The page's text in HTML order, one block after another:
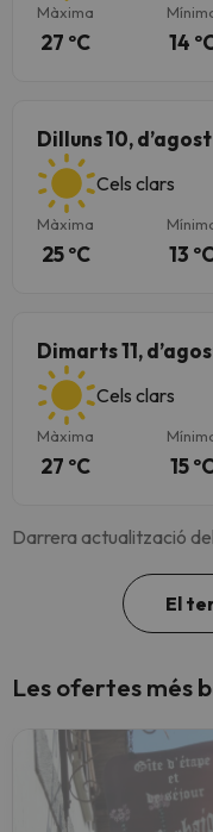
Màxima
27 ºC 14
Dilluns 10, d’agost
Cels clars
Màxima
25 ºC 13
Dimarts 11,
Cels clars
Màxima
27 ºC 15
Darrera actualització
El
Les ofertes més